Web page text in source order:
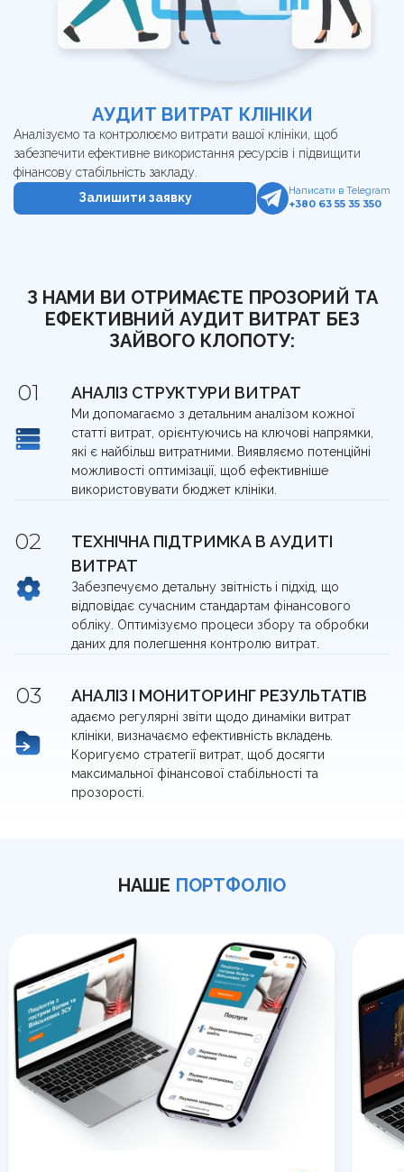
Команда
Відгуки клієнтів про агенцію DOX
Навчання сервісу в клініці
Перевірка сайту на штрафи
Калькулятор LTV пацієнта
Гайд з медичного GEO
UTM-генератор
SEO-перевірка сайту клініки
Статті
Контакти
АУДИТ ВИТРАТ КЛІНІКИ
Аналізуємо та контролюємо витрати вашої клініки, щоб
забезпечити ефективне використання ресурсів і підвищити
фінансову стабільність закладу.
Залишити заявку
Написати в Telegram
+380 63 55 35 350
З НАМИ ВИ ОТРИМАЄТЕ ПРОЗОРИЙ ТА
ЕФЕКТИВНИЙ АУДИТ ВИТРАТ БЕЗ
ЗАЙВОГО КЛОПОТУ:
АНАЛІЗ СТРУКТУРИ ВИТРАТ
Ми допомагаємо з детальним аналізом кожної
статті витрат, орієнтуючись на ключові напрямки,
які є найбільш витратними. Виявляємо потенційні
можливості оптимізації, щоб ефективніше
використовувати бюджет клініки.
ТЕХНІЧНА ПІДТРИМКА В АУДИТІ
ВИТРАТ
Забезпечуємо детальну звітність і підхід, що
відповідає сучасним стандартам фінансового
обліку. Оптимізуємо процеси збору та обробки
даних для полегшення контролю витрат.
АНАЛІЗ І МОНИТОРИНГ РЕЗУЛЬТАТІВ
адаємо регулярні звіти щодо динаміки витрат
клініки, визначаємо ефективність вкладень.
Коригуємо стратегії витрат, щоб досягти
максимальної фінансової стабільності та
прозорості.
НАШЕ ПОРТФОЛІО